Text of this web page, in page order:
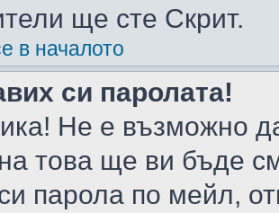
ще сте Скрит.
в началото
си паролата!
Не е възможно
това ще ви бъде
парола по мейл,